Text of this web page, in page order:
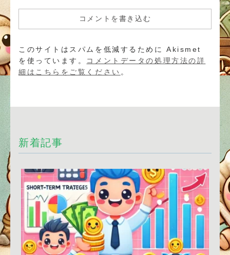
コメントを書き込む
このサイトはスパムを低減するために Akismet
を使っています。 コメントデータの処理方法の詳
細はこちらをご覧ください 。
新着記事